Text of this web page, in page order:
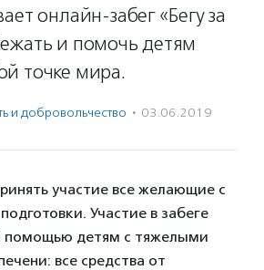
онлайн-забег «Бегу за
и помочь детям
точке мира.
и доброволь­чест­во · 03.06.2019
участие все желающие с
Участие в забеге
помощью детям с тяжелыми
все средства от